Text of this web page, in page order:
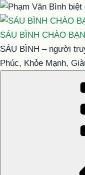
Chuyển
đến
phần
nội
dung
SÁU BÌNH CHÀO BẠN
SÁU BÌNH – người
Phúc, Khỏe Mạnh,